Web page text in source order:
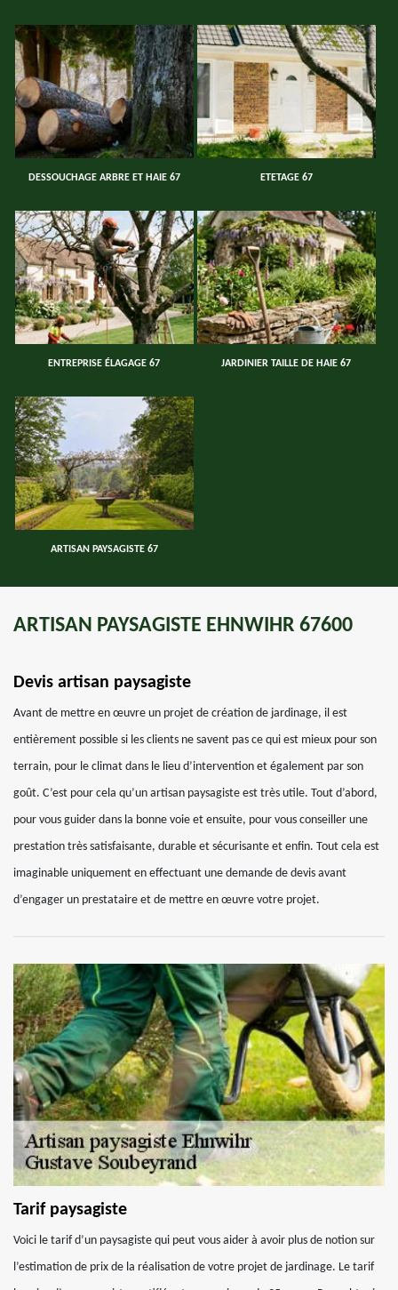
DESSOUCHAGE ARBRE ET HAIE 67 ETETAGE 67
ENTREPRISE ÉLAGAGE 67 JARDINIER TAILLE DE HAIE 67
ARTISAN PAYSAGISTE 67
ARTISAN PAYSAGISTE EHNWIHR 67600
Devis artisan paysagiste
Avant de mettre en œuvre un projet de création de jardinage, il est
entièrement possible si les clients ne savent pas ce qui est mieux pour son
terrain, pour le climat dans le lieu d’intervention et également par son
goût. C’est pour cela qu’un artisan paysagiste est très utile. Tout d’abord,
pour vous guider dans la bonne voie et ensuite, pour vous conseiller une
prestation très satisfaisante, durable et sécurisante et enfin. Tout cela est
imaginable uniquement en effectuant une demande de devis avant
d’engager un prestataire et de mettre en œuvre votre projet.
Tarif paysagiste
Voici le tarif d’un paysagiste qui peut vous aider à avoir plus de notion sur
l’estimation de prix de la réalisation de votre projet de jardinage. Le tarif